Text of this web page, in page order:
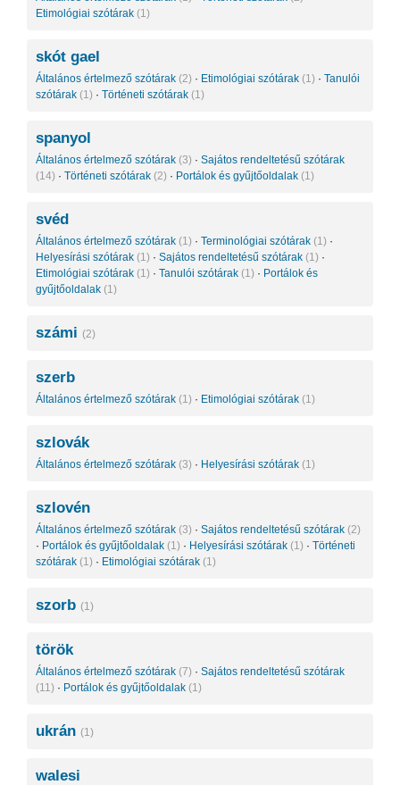
Etimológiai szótárak (1)
skót gael
Általános értelmező szótárak (2) · Etimológiai szótárak (1) · Tanulói
szótárak (1) · Történeti szótárak (1)
spanyol
Általános értelmező szótárak (3) · Sajátos rendeltetésű szótárak
(14) · Történeti szótárak (2) · Portálok és gyűjtőoldalak (1)
svéd
Általános értelmező szótárak (1) · Terminológiai szótárak (1) ·
Helyesírási szótárak (1) · Sajátos rendeltetésű szótárak (1) ·
Etimológiai szótárak (1) · Tanulói szótárak (1) · Portálok és
gyűjtőoldalak (1)
számi (2)
szerb
Általános értelmező szótárak (1) · Etimológiai szótárak (1)
szlovák
Általános értelmező szótárak (3) · Helyesírási szótárak (1)
szlovén
Általános értelmező szótárak (3) · Sajátos rendeltetésű szótárak (2)
· Portálok és gyűjtőoldalak (1) · Helyesírási szótárak (1) · Történeti
szótárak (1) · Etimológiai szótárak (1)
szorb (1)
török
Általános értelmező szótárak (7) · Sajátos rendeltetésű szótárak
(11) · Portálok és gyűjtőoldalak (1)
ukrán (1)
walesi